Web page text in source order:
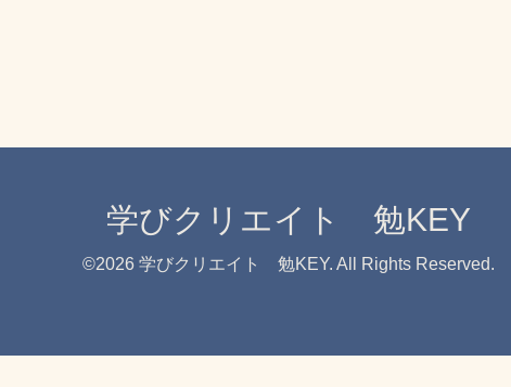
学びクリエイト 勉KEY
©2026 学びクリエイト 勉KEY. All Rights Reserved.